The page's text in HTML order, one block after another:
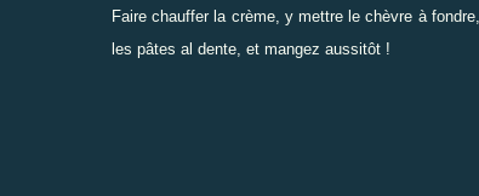
Faire chauffer la crème, y mettre le chèvre à
les pâtes al dente, et mangez aussitôt !